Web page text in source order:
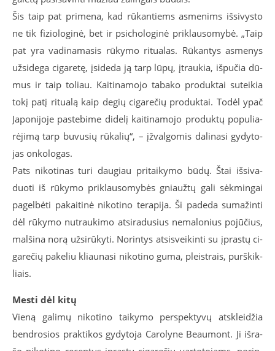
Šis taip pat pri­me­na, kad rū­kan­tiems as­me­nims iš­si­vys­to
ne tik fi­zio­lo­gi­nė, bet ir psi­cho­lo­gi­nė pri­klau­so­my­bė. „Taip
pat yra va­di­na­ma­sis rū­ky­mo ri­tu­a­las. Rū­kan­tys as­me­nys
už­si­de­ga ci­ga­re­tę, įsi­de­da ją tarp lū­pų, įtrau­kia, iš­pu­čia dū­
mus ir taip to­liau. Kai­ti­na­mo­jo ta­ba­ko pro­duk­tai su­tei­kia
to­kį pa­tį ri­tu­a­lą kaip de­gių ci­ga­re­čių pro­duk­tai. To­dėl ypač
Ja­po­ni­jo­je pa­ste­bi­me di­de­lį kai­ti­na­mo­jo pro­duk­tų po­pu­lia­
rė­ji­mą tarp bu­vu­sių rū­ka­lių“, – įžval­go­mis da­li­na­si gy­dy­to­
jas on­ko­lo­gas.
Pats ni­ko­ti­nas tu­ri dau­giau pri­tai­ky­mo bū­dų. Štai iš­si­va­
duo­ti iš rū­ky­mo pri­klau­so­my­bės gniauž­tų ga­li sėk­min­gai
pa­gel­bė­ti pa­kai­ti­nė ni­ko­ti­no te­ra­pi­ja. Ši pa­de­da su­ma­žin­ti
dėl rū­ky­mo nu­trau­ki­mo at­si­ra­du­sius ne­ma­lo­nius po­jū­čius,
mal­ši­na no­rą už­si­rū­ky­ti. No­rin­tys at­si­svei­kin­ti su įpras­tų ci­
ga­re­čių pa­ke­liu kliau­na­si ni­ko­ti­no gu­ma, pleist­rais, purš­kik­
liais.
Mes­ti dėl ki­tų
Vie­ną ga­li­mų ni­ko­ti­no tai­ky­mo per­spek­ty­vų at­sklei­džia
ben­dro­sios prak­ti­kos gy­dy­to­ja Ca­ro­ly­ne Be­au­mont. Ji iš­ra­